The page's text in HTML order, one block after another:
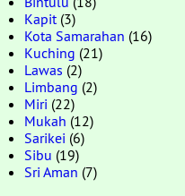
Kapit(3)
Kota Samarahan (16)
Kuching (21)
Lawas (2)
Limbang (2)
Miri (22)
Mukah (12)
Sarikei (6)
Sibu (19)
Sri Aman (7)